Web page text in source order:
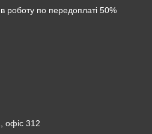
роботу по передоплаті 50%
офіс 312